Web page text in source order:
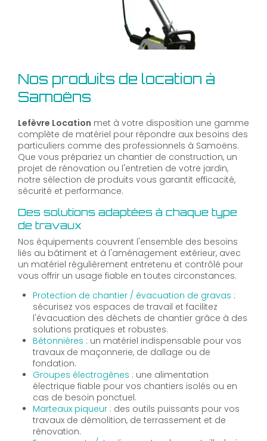
Nos produits de location à
Samoëns
Lefèvre Location met à votre disposition une gamme
complète de matériel pour répondre aux besoins des
particuliers comme des professionnels à Samoëns.
Que vous prépariez un chantier de construction, un
projet de rénovation ou l'entretien de votre jardin,
notre sélection de produits vous garantit efficacité,
sécurité et performance.
Des solutions adaptées à chaque type
de travaux
Nos équipements couvrent l'ensemble des besoins
liés au bâtiment et à l'aménagement extérieur, avec
un matériel régulièrement entretenu et contrôlé pour
vous offrir un usage fiable en toutes circonstances.
Protection de chantier / évacuation de gravas :
sécurisez vos espaces de travail et facilitez
l'évacuation des déchets de chantier grâce à des
solutions pratiques et robustes.
Bétonnières : un matériel indispensable pour vos
travaux de maçonnerie, de dallage ou de
fondation.
Groupes électrogènes : une alimentation
électrique fiable pour vos chantiers isolés ou en
cas de besoin ponctuel.
Marteaux piqueur : des outils puissants pour vos
travaux de démolition, de terrassement et de
rénovation.